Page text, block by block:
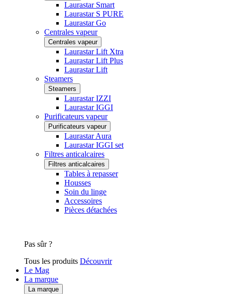
Laurastar Smart
Laurastar S PURE
Laurastar Go
Centrales vapeur
Centrales vapeur
Laurastar Lift Xtra
Laurastar Lift Plus
Laurastar Lift
Steamers
Steamers
Laurastar IZZI
Laurastar IGGI
Purificateurs vapeur
Purificateurs vapeur
Laurastar Aura
Laurastar IGGI set
Filtres anticalcaires
Filtres anticalcaires
Tables à repasser
Housses
Soin du linge
Accessoires
Pièces détachées
Pas sûr ?
Tous les produits Découvrir
Le Mag
La marque
La marque